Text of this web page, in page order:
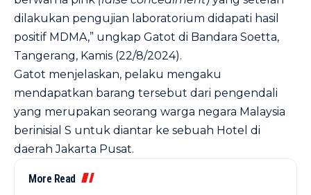
dilakukan pengujian laboratorium didapati hasil
positif MDMA,” ungkap Gatot di Bandara Soetta,
Tangerang, Kamis (22/8/2024).
Gatot menjelaskan, pelaku mengaku
mendapatkan barang tersebut dari pengendali
yang merupakan seorang warga negara Malaysia
berinisial S untuk diantar ke sebuah Hotel di
daerah Jakarta Pusat.
More Read